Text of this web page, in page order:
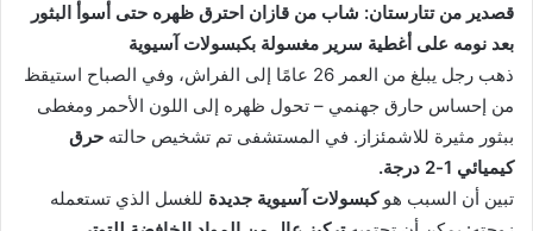
قصدير من تتارستان: شاب من قازان احترق ظهره حتى أسوأ البثور
بعد نومه على أغطية سرير مغسولة بكبسولات آسيوية
ذهب رجل يبلغ من العمر 26 عامًا إلى الفراش، وفي الصباح استيقظ
من إحساس حارق جهنمي – تحول ظهره إلى اللون الأحمر ومغطى
ببثور مثيرة للاشمئزاز. في المستشفى تم تشخيص حالته حرق
كيميائي 1-2 درجة.
تبين أن السبب هو كبسولات آسيوية جديدة للغسل الذي تستعمله